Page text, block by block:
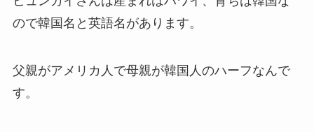
ので韓国名と英語名があります。
父親がアメリカ人で母親が韓国人のハーフなんで
す。